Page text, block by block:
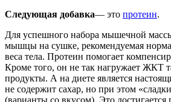
Следующая добавка— это протеин.
Для успешного набора мышечной
мышцы на сушке, рекомендуемая норма
веса тела. Протеин помогает
Кроме того, он не так нагружает ЖКТ
продукты. А на диете является
не содержит сахар, но при этом
(варианты со вкусом). Это достигается